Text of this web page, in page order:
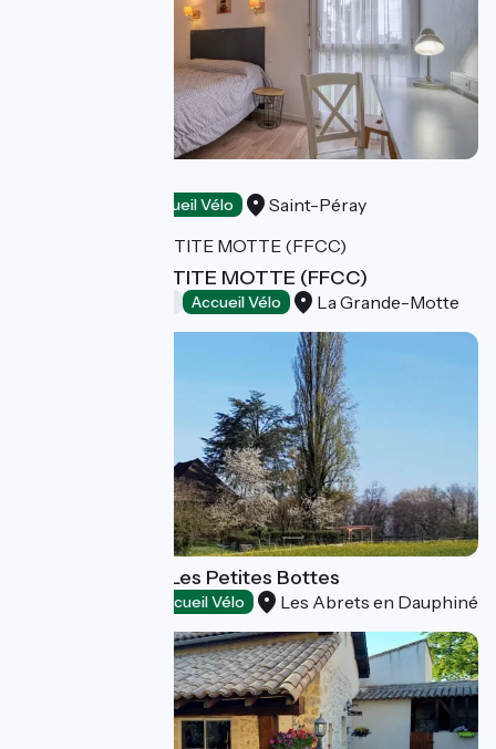
Accueil Vélo Saint-Péray
CAMPING LA PETITE MOTTE (FFCC)
Accueil Vélo La Grande-Motte
Stage Lodging - Les Petites Bottes
Accueil Vélo Les Abrets en Dauphiné